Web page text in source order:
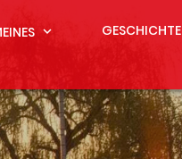
expand_more GESCHICHTE